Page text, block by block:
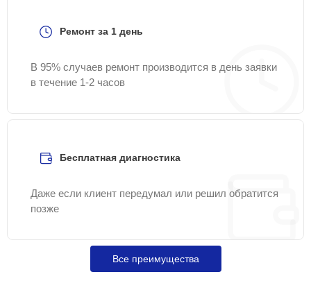
Ремонт за 1 день
В 95% случаев ремонт производится в день заявки
в течение 1-2 часов
Бесплатная диагностика
Даже если клиент передумал или решил обратится
позже
Все преимущества